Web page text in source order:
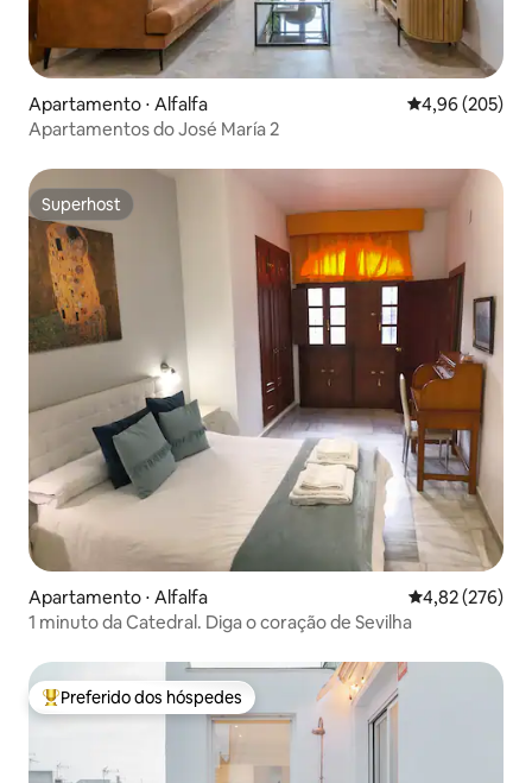
Apartamento ⋅ Alfalfa 4,96 de uma
4,96 (205)
Apartamentos do José María 2
Superhost
Superhost
Apartamento ⋅ Alfalfa 4,82 de uma
4,82 (276)
1 minuto da Catedral. Diga o coração de Sevilha
Entre os melhores preferidos dos hóspedes
Preferido dos hóspedes